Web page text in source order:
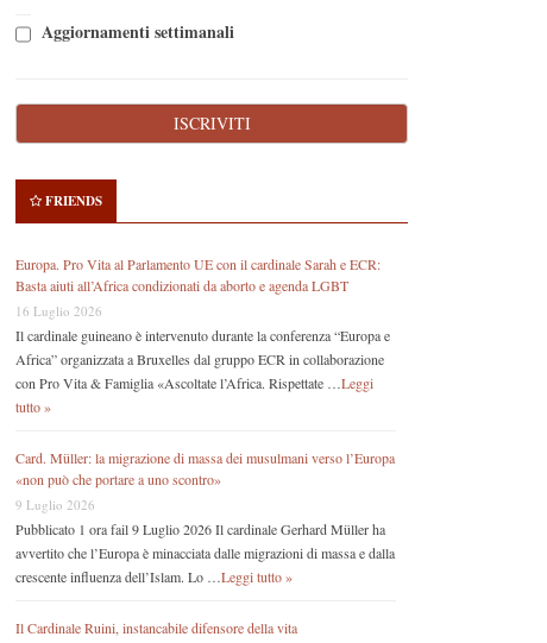
Aggiornamenti settimanali
FRIENDS
Europa. Pro Vita al Parlamento UE con il cardinale Sarah e ECR:
Basta aiuti all’Africa condizionati da aborto e agenda LGBT
16 Luglio 2026
Il cardinale guineano è intervenuto durante la conferenza “Europa e
Africa” organizzata a Bruxelles dal gruppo ECR in collaborazione
con Pro Vita & Famiglia «Ascoltate l’Africa. Rispettate … Leggi
tutto »
Card. Müller: la migrazione di massa dei musulmani verso l’Europa
«non può che portare a uno scontro»
9 Luglio 2026
Pubblicato 1 ora fail 9 Luglio 2026 Il cardinale Gerhard Müller ha
avvertito che l’Europa è minacciata dalle migrazioni di massa e dalla
crescente influenza dell’Islam. Lo … Leggi tutto »
Il Cardinale Ruini, instancabile difensore della vita